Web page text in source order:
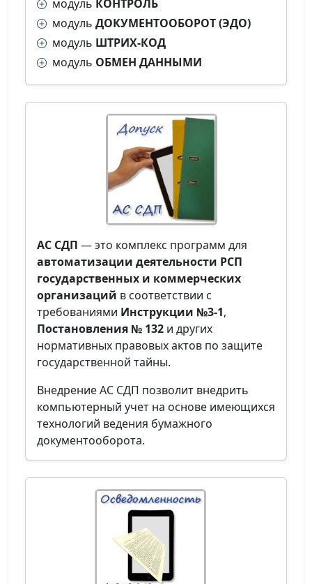
модуль КОНТРОЛЬ
модуль ДОКУМЕНТООБОРОТ (ЭДО)
модуль ШТРИХ-КОД
модуль ОБМЕН ДАННЫМИ
АС СДП — это комплекс программ для
автоматизации деятельности РСП
государственных и коммерческих
организаций в соответствии с
требованиями Инструкции №3-1,
Постановления № 132 и других
нормативных правовых актов по защите
государственной тайны.
Внедрение АС СДП позволит внедрить
компьютерный учет на основе имеющихся
технологий ведения бумажного
документооборота.